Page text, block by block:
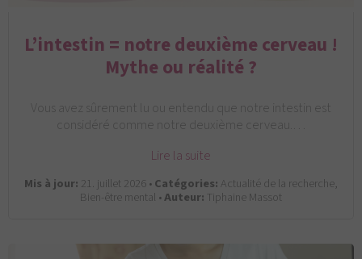
L’intestin = notre deuxième cerveau !
Mythe ou réalité ?
Vous avez sûrement lu ou entendu que notre intestin est
considéré comme notre deuxième cerveau.…
Lire la suite
Mis à jour: 21. juillet 2026 •Catégories: Actualité de la recherche,
Bien-être mental •Auteur: Tiphaine Massot